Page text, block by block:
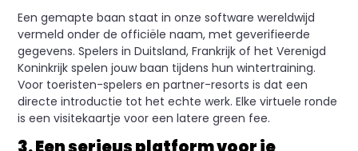
Een gemapte baan staat in onze software wereldwijd
vermeld onder de officiële naam, met geverifieerde
gegevens. Spelers in Duitsland, Frankrijk of het Verenigd
Koninkrijk spelen jouw baan tijdens hun wintertraining.
Voor toeristen-spelers en partner-resorts is dat een
directe introductie tot het echte werk. Elke virtuele ronde
is een visitekaartje voor een latere green fee.